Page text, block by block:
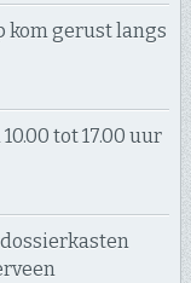
gerust langs
tot 17.00 uur